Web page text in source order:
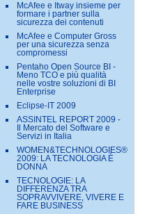
McAfee e Itway insieme per
formare i partner sulla
sicurezza dei contenuti
McAfee e Computer Gross
per una sicurezza senza
compromessi
Pentaho Open Source BI -
Meno TCO e più qualità
nelle vostre soluzioni di BI
Enterprise
Eclipse-IT 2009
ASSINTEL REPORT 2009 -
Il Mercato del Software e
Servizi in Italia
WOMEN&TECHNOLOGIES®
2009: LA TECNOLOGIA È
DONNA
TECNOLOGIE: LA
DIFFERENZA TRA
SOPRAVVIVERE, VIVERE E
FARE BUSINESS